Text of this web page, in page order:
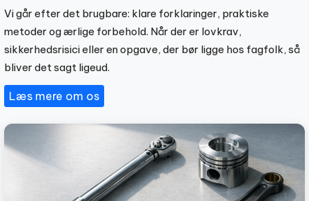
Vi går efter det brugbare: klare forklaringer, praktiske
metoder og ærlige forbehold. Når der er lovkrav,
sikkerhedsrisici eller en opgave, der bør ligge hos fagfolk, så
bliver det sagt ligeud.
Læs mere om os